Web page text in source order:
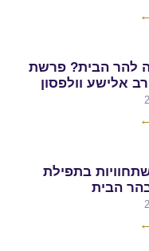
להר הבית? פרשת
אלישע וולפסון
בתפילת
הבית